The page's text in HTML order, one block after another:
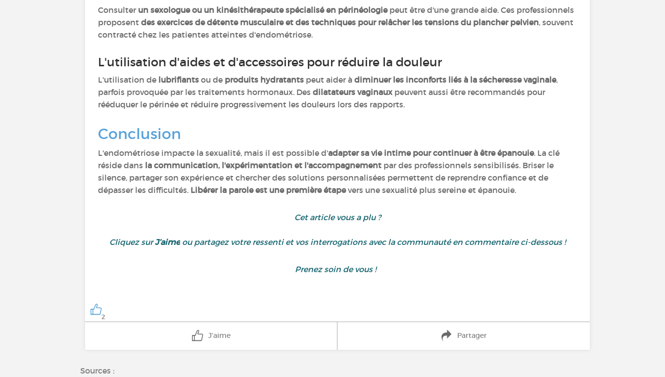
Consulter un sexologue ou un kinésithérapeute spécialisé en périnéologiepeut être d'une grande aide. Ces professionnels
proposent des exercices de détente musculaire et des techniques pour relâcher les tensions du plancher pelvien, souvent
contracté chez les patientes atteintes d'endométriose.
L'utilisation d'aides et d'accessoires pour réduire la douleur
L'utilisation de lubrifiants ou de produits hydratants peut aider à diminuer les inconforts liés à la sécheresse vaginale,
parfois provoquée par les traitements hormonaux. Des dilatateurs vaginauxpeuvent aussi être recommandés pour
rééduquer le périnée et réduire progressivement les douleurs lors des rapports.
Conclusion
L'endométriose impacte la sexualité, mais il est possible d'adapter sa vie intime pour continuer à être épanouie. La clé
réside dans la communication, l'expérimentation et l'accompagnement par des professionnels sensibilisés. Briser le
silence, partager son expérience et chercher des solutions personnalisées permettent de reprendre confiance et de
dépasser les difficultés. Libérer la parole est une première étapevers une sexualité plus sereine et épanouie.
Cet article vous a plu ?
Cliquez surJ’aime ou partagez votre ressenti et vos interrogations avec la communauté en commentaire ci-dessous !
Prenez soin de vous !
2
J'aime Partager
Sources :